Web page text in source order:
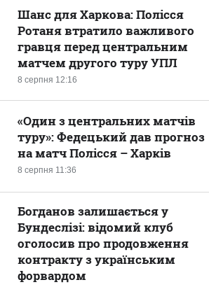
8 серпня 12:16
Шанс для Харкова: Полісся
Ротаня втратило важливого
гравця перед центральним
матчем другого туру УПЛ
8 серпня 11:36
«Один з центральних матчів
туру»: Федецький дав прогноз
на матч Полісся – Харків
Богданов залишається у
Бундеслізі: відомий клуб
оголосив про продовження
контракту з українським
форвардом